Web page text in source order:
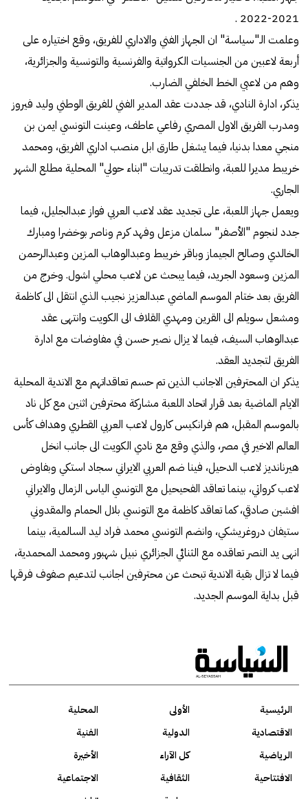
2021-2022 .
وعلمت الـ"سياسة" ان الجهاز الفني والاداري للفريق، وقع اختياره على
أربعة لاعبين من الجنسيات الكرواتية والفرنسية والتونسية والجزائرية،
وهم من لاعبي الخط الخلفي الضارب.
يذكر، ادارة النادي، قد جددت عقد المدير الفني للفريق الوطني وليد فيروز
ومدرب الفريق الاول المصري رفاعي عاطف، وعينت التونسي ايمن بن
منجي معدا بدنيا، فيما يشغل طارق ابل منصب اداري الفريق، ومحمد
خريبط مديرا للعبة، وانطلقت تدريبات "ابناء حولي" المحلية مطلع الشهر
الجاري.
ويعمل جهاز اللعبة، على تجديد عقد لاعب العربي فواز عبدالجليل، فيما
جدد لنجوم "الأصفر" سلمان مزعل وفهد كرم وناصر بوخضرا ومبارك
الخالدي وصالح الجيماز وباقر خريبط وعبدالوهاب المزين وعبدالرحمن
المزين وسعود الجريد، فيما يبحث عن لاعب محلي اشول. وخرج من
الفريق بعد ختام الموسم الماضي عبدالعزيز نجيب الذي انتقل الى كاظمة
ومشعل سويلم الى القرين ومهدي القلاف الى الكويت وانتهى عقد
عبدالوهاب السيف، فيما لا يزال نصير حسن في مفاوضات مع ادارة
الفريق لتجديد العقد.
يذكر ان المحترفين الاجانب الذين تم حسم تعاقداتهم مع الاندية المحلية
الايام الماضية بعد قرار اتحاد اللعبة مشاركة محترفين اثنين مع كل ناد
بالموسم المقبل، هم فرانكيس كارول لاعب العربي القطري وهداف كأس
العالم الاخير في مصر، والذي وقع مع نادي الكويت الى جانب انخل
هيرنانديز لاعب الدحيل، فينا ضم العربي الايراني سجاد استكي وبفاوض
لاعب كرواتي، بينما تعاقد الفحيحيل مع التونسي الياس الزمال والايراني
افشين صادقي، كما تعاقد كاظمة مع التونسي بلال الحمام والمقدوني
ستيفان دروغريشكي، وانضم التونسي محمد فراد ليد السالمية، بينما
انهى يد النصر تعاقده مع الثنائي الجزائري نبيل شهبور ومحمد المحمدية،
فيما لا تزال بقية الاندية تبحث عن محترفين اجانب لتدعيم صفوف فرقها
قبل بداية الموسم الجديد.
الرئيسية الأولى
المحلية
الاقتصادية
الدولية
الفنية
الرياضية
كل الآراء
الأخيرة
الافتتاحية
الثقافية
الاجتماعية